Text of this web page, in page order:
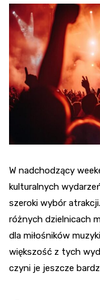
W nadchodzący
kulturalnych
szeroki wybór
różnych dzielnicach
dla miłośników
większość z tych
czyni je jeszcze